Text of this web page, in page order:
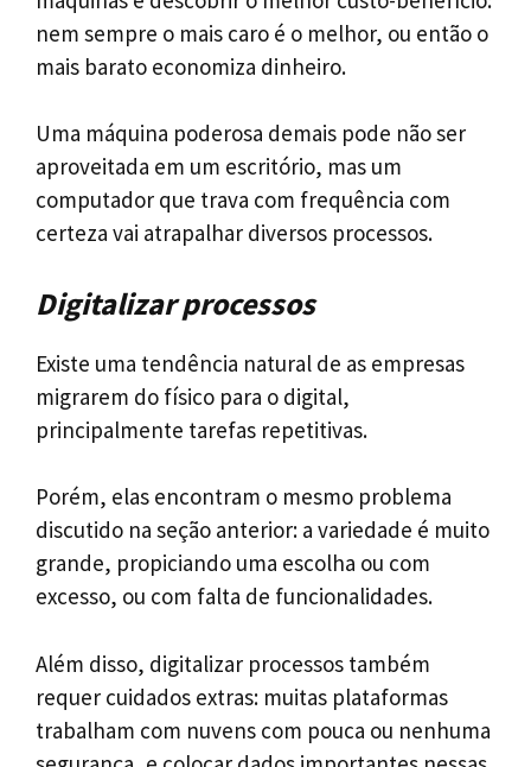
nem sempre o mais caro é o melhor, ou então o
mais barato economiza dinheiro.
Uma máquina poderosa demais pode não ser
aproveitada em um escritório, mas um
computador que trava com frequência com
certeza vai atrapalhar diversos processos.
Digitalizar processos
Existe uma tendência natural de as empresas
migrarem do físico para o digital,
principalmente tarefas repetitivas.
Porém, elas encontram o mesmo problema
discutido na seção anterior: a variedade é muito
grande, propiciando uma escolha ou com
excesso, ou com falta de funcionalidades.
Além disso, digitalizar processos também
requer cuidados extras: muitas plataformas
trabalham com nuvens com pouca ou nenhuma